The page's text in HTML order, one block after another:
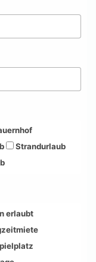
Strandurlaub
erlaubt